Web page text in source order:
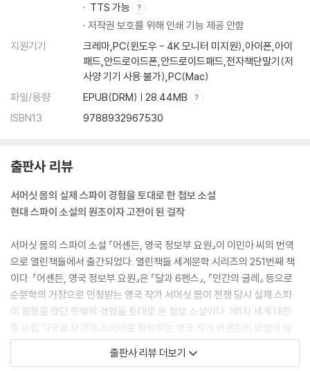
TTS 가능
저작권 보호를 위해 인쇄 기능 제공 안함
지원기기
크레마,PC(윈도우 - 4K 모니터 미지원),아이폰,아이
패드,안드로이드폰,안드로이드패드,전자책단말기(저
사양 기기 사용 불가),PC(Mac)
파일/용량
EPUB(DRM) | 28.44MB
ISBN13
9788932967530
출판사 리뷰
서머싯 몸의 실제 스파이 경험을 토대로 한 첩보 소설
현대 스파이 소설의 원조이자 고전이 된 걸작
서머싯 몸의 스파이 소설 『어셴든, 영국 정보부 요원』이 이민아 씨의 번역
으로 열린책들에서 출간되었다. 열린책들 세계문학 시리즈의 251번째 책
이다. 『어셴든, 영국 정보부 요원』은 『달과 6펜스』, 『인간의 굴레』 등으로
순문학의 거장으로 인정받는 영국 작가 서머싯 몸이 전쟁 당시 실제 스파
이 활동을 했던 뜻밖의 경험을 토대로 쓴 첩보 소설이다. 제1차 세계 대전
중 유럽 각국을 오가며 스파이로 활동하는 영국 작가 어셴든의 모험이 담
긴 연작 단편들을 엮은 소설집으로, 현대 스파이 소설의 원조이자 고전이
된 걸작으로 평가되고 있다. 작품 구상 중인 작가라는 직업을 핑계로 스위
출판사 리뷰 더보기